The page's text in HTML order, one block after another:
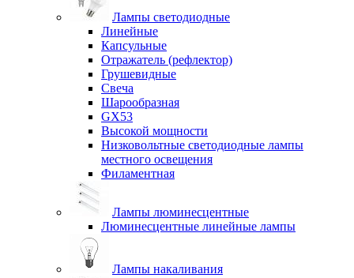
Лампы светодиодные
Линейные
Капсульные
Отражатель (рефлектор)
Грушевидные
Свеча
Шарообразная
GX53
Высокой мощности
Низковольтные светодиодные лампы
местного освещения
Филаментная
Лампы люминесцентные
Люминесцентные линейные лампы
Лампы накаливания